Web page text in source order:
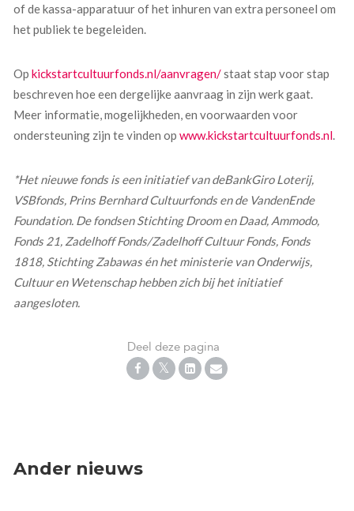
of de kassa-apparatuur of het inhuren van extra personeel om
het publiek te begeleiden.
Opkickstartcultuurfonds.nl/aanvragen/staat stap voor stap
beschreven hoe een dergelijke aanvraag in zijn werk gaat.
Meer informatie, mogelijkheden, en voorwaarden voor
ondersteuning zijn te vinden opwww.kickstartcultuurfonds.nl.
*Het nieuwe fonds is een initiatief van deBankGiro Loterij,
VSBfonds, Prins Bernhard Cultuurfonds en de VandenEnde
Foundation. De fondsen Stichting Droom en Daad, Ammodo,
Fonds 21, Zadelhoff Fonds/Zadelhoff Cultuur Fonds, Fonds
1818, Stichting Zabawas én het ministerie van Onderwijs,
Cultuur en Wetenschap hebben zich bij het initiatief
aangesloten.
Deel deze pagina
Ander nieuws